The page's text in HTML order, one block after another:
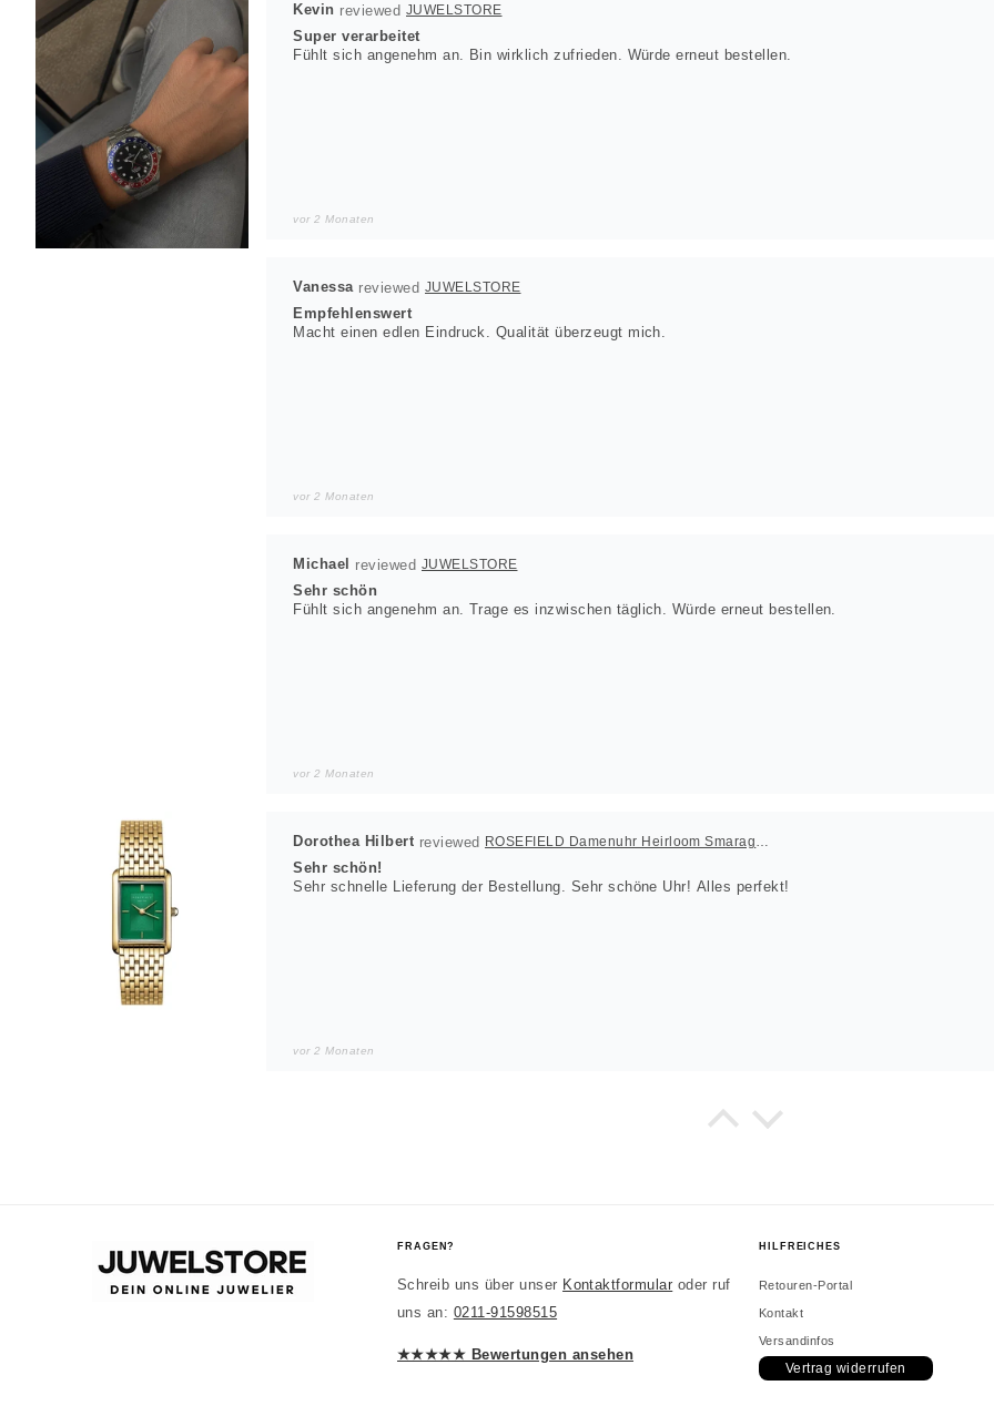
Kevin JUWELSTORE
Super verarbeitet
Fühlt sich angenehm an. Bin wirklich zufrieden. Würde erneut bestellen.
vor 2 Monaten
Vanessa JUWELSTORE
Empfehlenswert
Macht einen edlen Eindruck. Qualität überzeugt mich.
vor 2 Monaten
Michael JUWELSTORE
Sehr schön
Fühlt sich angenehm an. Trage es inzwischen täglich. Würde erneut bestellen.
vor 2 Monaten
Dorothea Hilbert ROSEFIELD Damenuhr Heirloom Smaragd-Grün Gold eckig
Sehr schön!
Sehr schnelle Lieferung der Bestellung. Sehr schöne Uhr! Alles perfekt!
vor 2 Monaten
FRAGEN?
Schreib uns über unser Kontaktformular oder ruf
uns an: 0211-91598515
★★★★★ Bewertungen ansehen
HILFREICHES
Retouren-Portal
Kontakt
Versandinfos
Vertrag widerrufen